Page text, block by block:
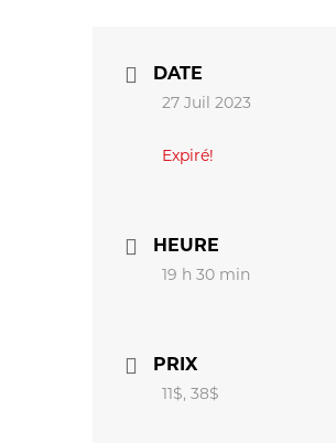
DATE
27 Juil 2023
Expiré!
HEURE
19 h 30 min
PRIX
11$, 38$